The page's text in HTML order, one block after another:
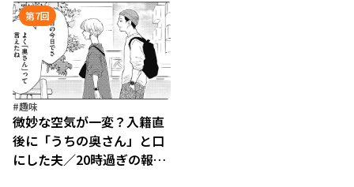
第7回
#趣味
微妙な空気が一変？入籍直
後に「うちの奥さん」と口
にした夫／20時過ぎの報告